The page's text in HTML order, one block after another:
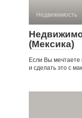
Недвижимость
(Мексика)
Если Вы мечтаете
и сделать это с